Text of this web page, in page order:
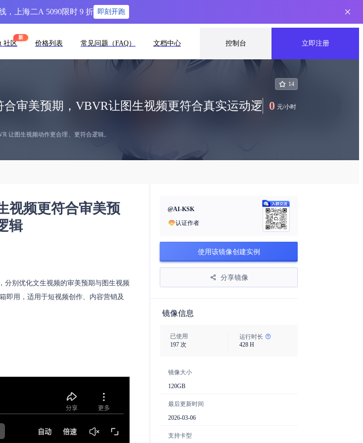
新
社区 价格列表 常见问题（FAQ） 文档中心 控制台 立即注册
合审美预期，VBVR让图生视频更符合真实运动逻
让图生视频动作更合理、更符合逻辑。
14
0 元/小时
视频更符合审美预
辑
分别优化文生视频的审美预期与图生视频
即用，适用于短视频创作、内容营销及
@AI-KSK
认证作者
使用该镜像创建实例
分享镜像
镜像信息
已使用
197 次
运行时长
428H
镜像大小
120GB
最后更新时间
2026-03-06
支持卡型
，上海二A 5090限时 9 折 即刻开跑